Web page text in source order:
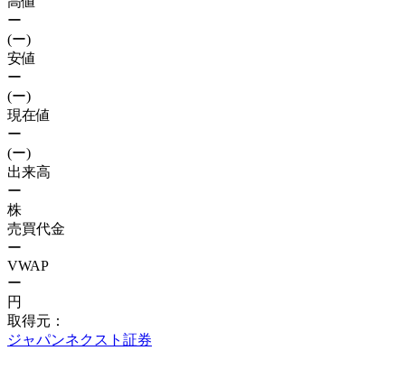
ー
(ー)
安値
ー
(ー)
現在値
ー
(ー)
出来高
ー
株
売買代金
ー
VWAP
ー
円
取得元：
ジャパンネクスト証券